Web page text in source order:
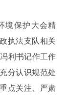
境保护大会精
执法支队相关
利书记作工作
分认识规范处
点关注、严肃